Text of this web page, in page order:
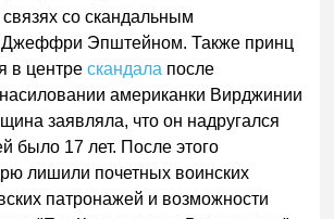
со скандальным
Эпштейном. Также принц
в центрескандала после
американки Вирджинии
заявляла, что он надругался
было 17 лет. После этого
лишили почетных воинских
патронажей и возможности